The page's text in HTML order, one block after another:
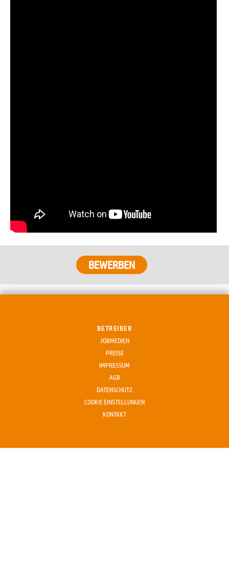
BETREIBER
JOBMEDIEN
PREISE
IMPRESSUM
AGB
DATENSCHUTZ
COOKIE EINSTELLUNGEN
KONTAKT